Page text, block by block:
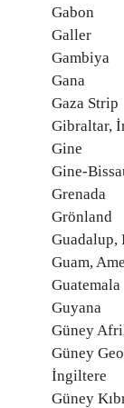
Gabon
Galler
Gambiya
Gana
Gaza Strip
Gibraltar,
Gine
Gine-
Grenada
Grönland
Guadalup,
Guam,
Guatemala
Guyana
Güney
Güney
İngiltere
Güney